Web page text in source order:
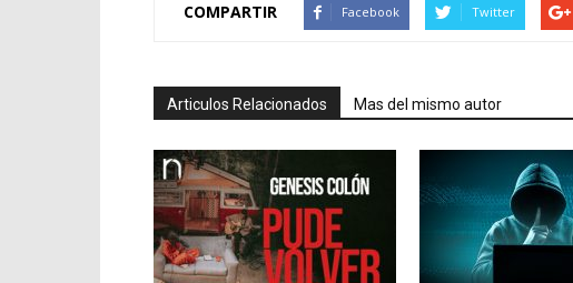
COMPARTIR Facebook Twitter
Articulos Relacionados Mas del mismo autor